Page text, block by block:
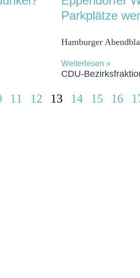
Parkplätze
Hamburger
Weiterlesen »
CDU-
11 12 13 14 15 16